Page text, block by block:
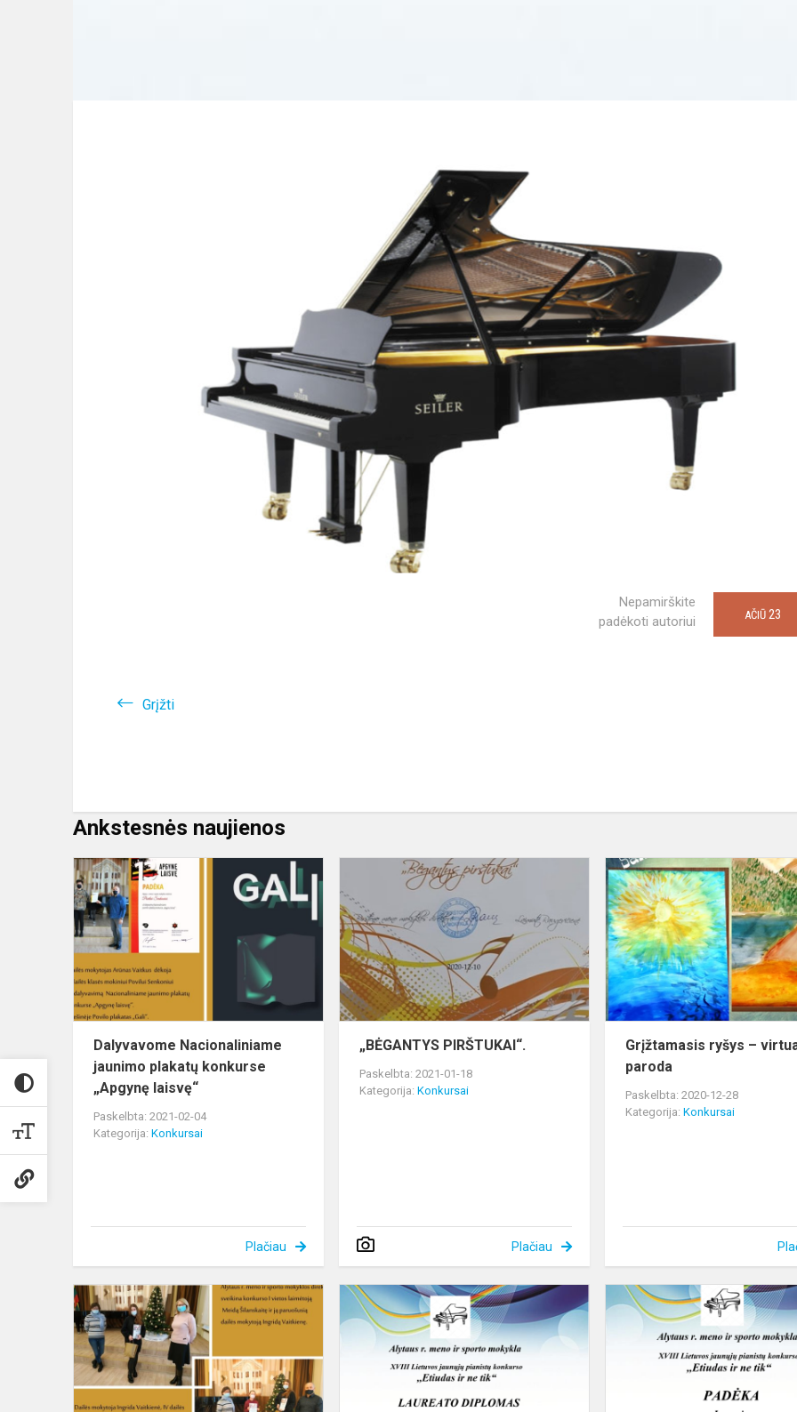
Nepamirškite
padėkoti autoriui
AČIŪ 23
Grįžti
Ankstesnės naujienos
Nacionaliniame
jaunimo
plakatų
konkurse
„Apgynę...
Dalyvavome Nacionaliniame
jaunimo plakatų konkurse
„Apgynę laisvę“
Paskelbta: 2021-02-04
Kategorija: Konkursai
Plačiau
„BĖGANTYS
PIRŠTUKAI“.
„BĖGANTYS PIRŠTUKAI“.
Paskelbta: 2021-01-18
Kategorija:Konkursai
Plačiau
Grįžtamasis ryšys –
paroda
Paskelbta: 2020-12-28
Kategorija:Konkursai
Vizualaus
meno
konkursas
Jelgavoje
pirmasis